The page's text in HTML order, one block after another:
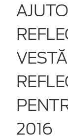
VESTĂ
2016